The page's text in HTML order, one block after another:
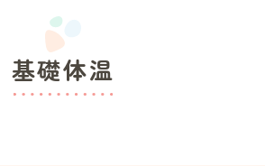
基礎体温